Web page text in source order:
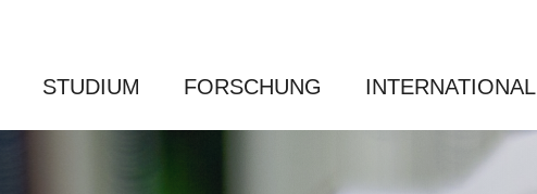
STUDIUM FORSCHUNG INTERNATIONAL